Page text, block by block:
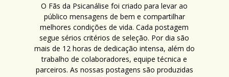
O Fãs da Psicanálise foi criado para levar ao
público mensagens de bem e compartilhar
melhores condições de vida. Cada postagem
segue sérios critérios de seleção. Por dia são
mais de 12 horas de dedicação intensa, além do
trabalho de colaboradores, equipe técnica e
parceiros. As nossas postagens são produzidas